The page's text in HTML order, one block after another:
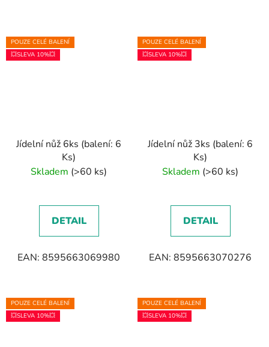
POUZE CELÉ BALENÍ
💥SLEVA 10%💥
Jídelní nůž 6ks (balení: 6
Ks)
Skladem (>60 ks)
DETAIL
EAN: 8595663069980
POUZE CELÉ BALENÍ
💥SLEVA 10%💥
Jídelní nůž 3ks (balení: 6
Ks)
Skladem (>60 ks)
DETAIL
EAN: 8595663070276
POUZE CELÉ BALENÍ
💥SLEVA 10%💥
POUZE CELÉ BALENÍ
💥SLEVA 10%💥